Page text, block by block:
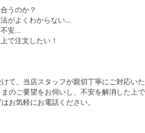
うのか？
がよくわからない...
安...
で注文したい！
て、当店スタッフが親切丁寧にご対応いた
のご要望をお伺いし、不安を解消した上で
お気軽にお電話ください。